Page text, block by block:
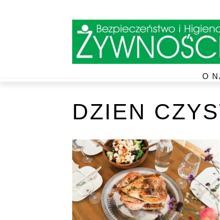
O
DZIEN